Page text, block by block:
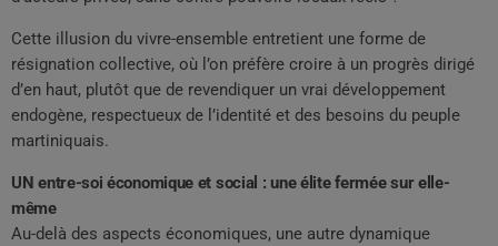
Cette illusion du vivre-ensemble entretient une forme de
résignation collective, où l’on préfère croire à un progrès dirigé
d’en haut, plutôt que de revendiquer un vrai développement
endogène, respectueux de l’identité et des besoins du peuple
martiniquais.
UN entre-soi économique et social : une élite fermée sur elle-
même
Au-delà des aspects économiques, une autre dynamique